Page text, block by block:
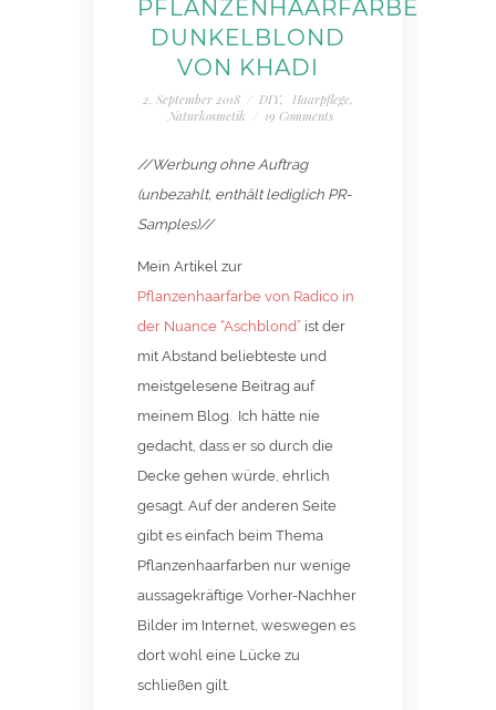
PFLANZENHAARFARBE
DUNKELBLOND
VON KHADI
2. September 2018 / DIY, Haarpflege
Naturkosmetik / 19 Comments
//Werbung ohne Auftrag
(unbezahlt, enthält lediglich PR-
Samples)//
Mein Artikel zur
Pflanzenhaarfarbe von Radico in
der Nuance “Aschblond”ist der
mit Abstand beliebteste und
meistgelesene Beitrag auf
meinem Blog. Ich hätte nie
gedacht, dass er so durch die
Decke gehen würde, ehrlich
gesagt. Auf der anderen Seite
gibt es einfach beim Thema
Pflanzenhaarfarben nur wenige
aussagekräftige Vorher-Nachher
Bilder im Internet, weswegen es
dort wohl eine Lücke zu
schließen gilt.